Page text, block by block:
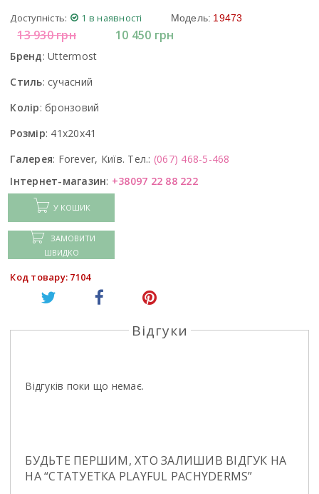
Доступність: 1 в наявності Модель: 19473
13 930грн 10 450 грн
Бренд:Uttermost
Стиль: сучасний
Колір:бронзовий
Розмір: 41x20x41
Галерея: Forever, Київ. Тел.: (067) 468-5-468
Інтернет-магазин: +38097 22 88 222
У КОШИК
ЗАМОВИТИ
ШВИДКО
Код товару: 7104
Відгуки
Відгуків поки що немає.
БУДЬТЕ ПЕРШИМ, ХТО ЗАЛИШИВ ВІДГУК НА
НА “СТАТУЕТКА PLAYFUL PACHYDERMS”